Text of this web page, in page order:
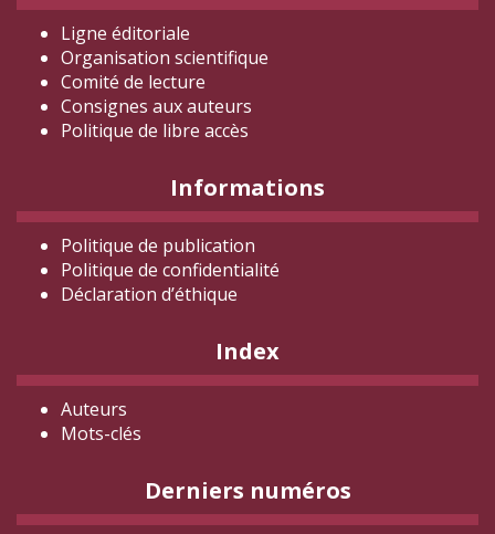
Ligne éditoriale
Organisation scientifique
Comité de lecture
Consignes aux auteurs
Politique de libre accès
Informations
Politique de publication
Politique de confidentialité
Déclaration d’éthique
Index
Auteurs
Mots-clés
Derniers numéros